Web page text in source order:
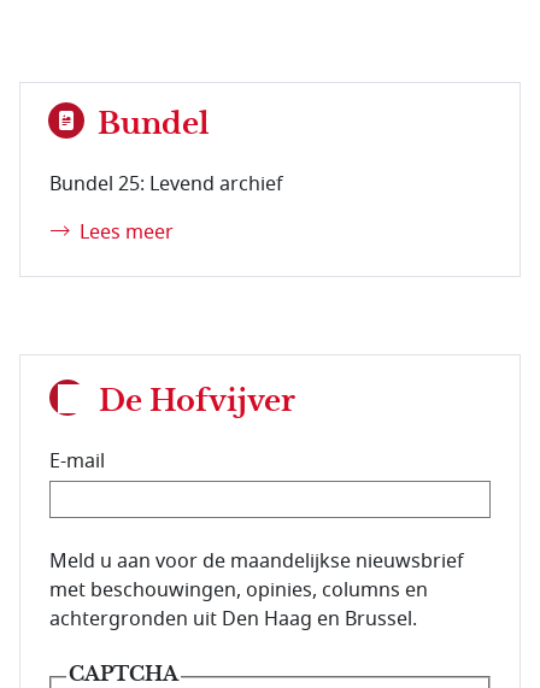
Bundel
Bundel 25: Levend archief
Lees meer
De Hofvijver
E-mail
E-mailadres van de abonnee.
Meld u aan voor de maandelijkse nieuwsbrief
met beschouwingen, opinies, columns en
achtergronden uit Den Haag en Brussel.
CAPTCHA